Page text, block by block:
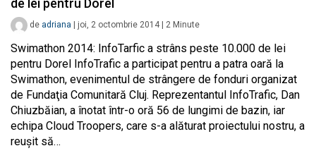
de lei pentru Dorel
de adriana joi, 2 octombrie 2014 2 Minute
Swimathon 2014: InfoTarfic a strâns peste 10.000 de lei
pentru Dorel InfoTrafic a participat pentru a patra oară la
Swimathon, evenimentul de strângere de fonduri organizat
de Fundaţia Comunitară Cluj. Reprezentantul InfoTrafic, Dan
Chiuzbăian, a înotat într-o oră 56 de lungimi de bazin, iar
echipa Cloud Troopers, care s-a alăturat proiectului nostru, a
reuşit să…